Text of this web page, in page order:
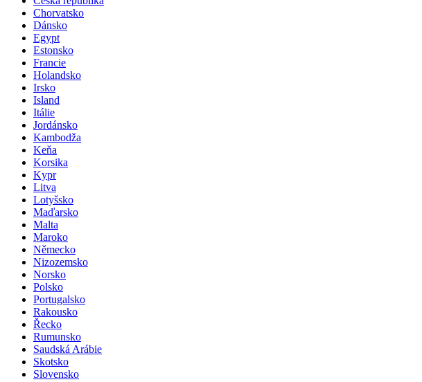
Chorvatsko
Dánsko
Egypt
Estonsko
Francie
Holandsko
Irsko
Island
Itálie
Jordánsko
Kambodža
Keňa
Korsika
Kypr
Litva
Lotyšsko
Maďarsko
Malta
Maroko
Německo
Nizozemsko
Norsko
Polsko
Portugalsko
Rakousko
Řecko
Rumunsko
Saudská Arábie
Skotsko
Slovensko